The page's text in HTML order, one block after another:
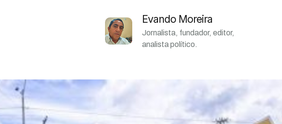
Evando Moreira
Jornalista, fundador, editor,
analista político.